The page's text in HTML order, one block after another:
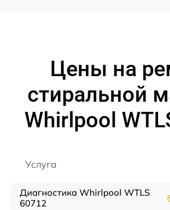
Цены на
стиральной
Whirlpool
Услуга
Диагностика Whirlpool WTLS
60712